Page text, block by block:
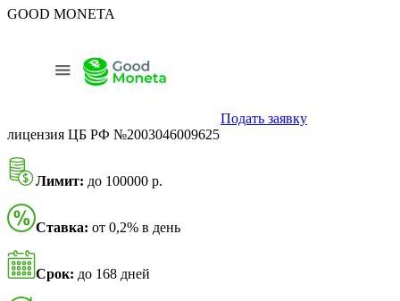
GOOD MONETA
Подать заявку
лицензия ЦБ РФ №2003046009625
Лимит: до 100000 р.
Ставка: от 0,2% в день
Срок: до 168 дней